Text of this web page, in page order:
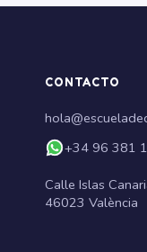
CONTACTO
+34 96 381
Calle Islas
46023 València